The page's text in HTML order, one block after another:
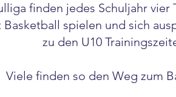
finden jedes Schuljahr
spielen und sich
zu den U10
Viele finden so den Weg zum